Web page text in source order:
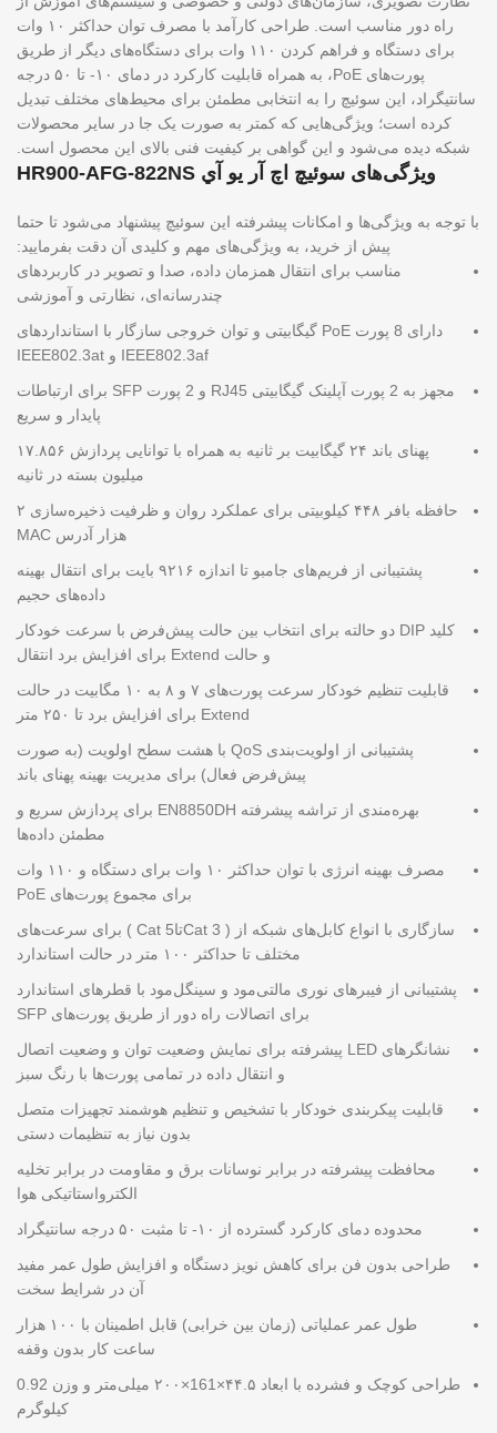
راه دور مناسب است. طراحی کارآمد با مصرف توان حداکثر ۱۰ وات
برای دستگاه و فراهم کردن ۱۱۰ وات برای دستگاه‌های دیگر از طریق
پورت‌های PoE، به همراه قابلیت کارکرد در دمای ۱۰- تا ۵۰ درجه
سانتیگراد، این سوئیچ را به انتخابی مطمئن برای محیط‌های مختلف تبدیل
کرده است؛ ویژگی‌هایی که کمتر به صورت یک جا در سایر محصولات
شبکه دیده می‌شود و این گواهی بر کیفیت فنی بالای این محصول است.
ویژگی‌های سوئیچ اچ آر یو آي HR900-AFG-822NS
با توجه به ویژگی‌ها و امکانات پیشرفته این سوئیچ پیشنهاد می‌شود تا حتما
پیش از خرید، به ویژگی‌های مهم و کلیدی آن دقت بفرمایید:
مناسب برای انتقال همزمان داده، صدا و تصویر در کاربردهای
چندرسانه‌ای، نظارتی و آموزشی
دارای 8 پورت PoE گیگابیتی و توان خروجی سازگار با استانداردهای
IEEE802.3af و IEEE802.3at
مجهز به 2 پورت آپلینک گیگابیتی RJ45 و 2 پورت SFP برای ارتباطات
پایدار و سریع
پهنای باند ۲۴ گیگابیت بر ثانیه به همراه با توانایی پردازش ۱۷.۸۵۶
میلیون بسته در ثانیه
حافظه بافر ۴۴۸ کیلوبیتی برای عملکرد روان و ظرفیت ذخیره‌سازی ۲
هزار آدرس MAC
پشتیبانی از فریم‌های جامبو تا اندازه ۹۲۱۶ بایت برای انتقال بهینه
داده‌های حجیم
کلید DIP دو حالته برای انتخاب بین حالت پیش‌فرض با سرعت خودکار
و حالت Extend برای افزایش برد انتقال
قابلیت تنظیم خودکار سرعت پورت‌های ۷ و ۸ به ۱۰ مگابیت در حالت
Extend برای افزایش برد تا ۲۵۰ متر
پشتیبانی از اولویت‌بندی QoS با هشت سطح اولویت (به صورت
پیش‌فرض فعال) برای مدیریت بهینه پهنای باند
بهره‌مندی از تراشه پیشرفته EN8850DH برای پردازش سریع و
مطمئن داده‌ها
مصرف بهینه انرژی با توان حداکثر ۱۰ وات برای دستگاه و ۱۱۰ وات
برای مجموع پورت‌های PoE
سازگاری با انواع کابل‌های شبکه از ( Cat 3تاCat 5 ) برای سرعت‌های
مختلف تا حداکثر ۱۰۰ متر در حالت استاندارد
پشتیبانی از فیبرهای نوری مالتی‌مود و سینگل‌مود با قطرهای استاندارد
برای اتصالات راه دور از طریق پورت‌های SFP
نشانگرهای LED پیشرفته برای نمایش وضعیت توان و وضعیت اتصال
و انتقال داده در تمامی پورت‌ها با رنگ سبز
قابلیت پیکربندی خودکار با تشخیص و تنظیم هوشمند تجهیزات متصل
بدون نیاز به تنظیمات دستی
محافظت پیشرفته در برابر نوسانات برق و مقاومت در برابر تخلیه
الکترواستاتیکی هوا
محدوده دمای کارکرد گسترده از ۱۰- تا مثبت ۵۰ درجه سانتیگراد
طراحی بدون فن برای کاهش نویز دستگاه و افزایش طول عمر مفید
آن در شرایط سخت
طول عمر عملیاتی (زمان بین خرابی) قابل اطمینان با ۱۰۰ هزار
ساعت کار بدون وقفه
طراحی کوچک و فشرده با ابعاد ۴۴.۵×161×۲۰۰ میلی‌متر و وزن 0.92
کیلوگرم